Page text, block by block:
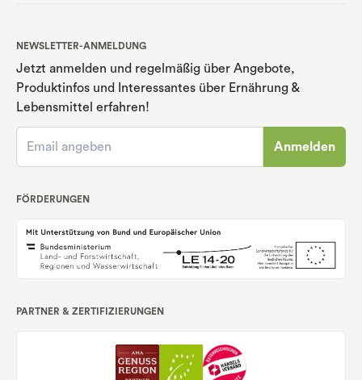
NEWSLETTER-ANMELDUNG
Jetzt anmelden und regelmäßig über Angebote,
Produktinfos und Interessantes über Ernährung &
Lebensmittel erfahren!
Anmelden
FÖRDERUNGEN
PARTNER & ZERTIFIZIERUNGEN